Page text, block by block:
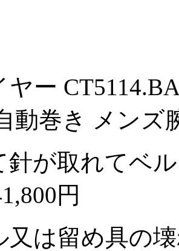
ヤー
動巻き メンズ
針が取れてベ
円
又は留め具の